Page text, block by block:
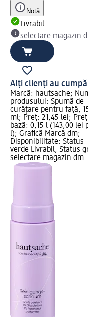
Notă
Livrabil
selectare magazin
Alți clienți au
Marcă: hautsache;
produsului: Spumă de
curățare pentru față,
ml; Preț: 21,45 lei;
bază: 0,15 l (143,00 lei
l); Grafică Marcă dm;
Disponibilitate: Status
verde Livrabil, Status
selectare magazin dm